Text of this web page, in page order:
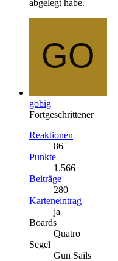
abgelegt habe.
gobig
Fortgeschrittener
Reaktionen
86
Punkte
1.566
Beiträge
280
Karteneintrag
ja
Boards
Quatro
Segel
Gun Sails